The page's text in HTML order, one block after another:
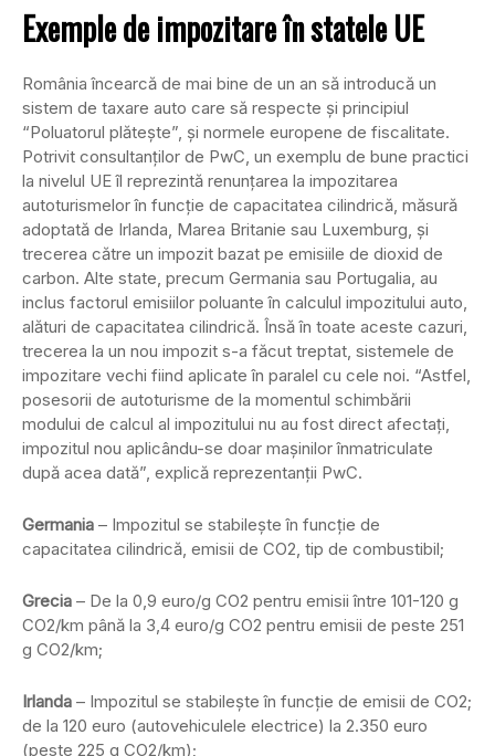
Exemple de impozitare în statele UE
România încearcă de mai bine de un an să introducă un
sistem de taxare auto care să respecte şi principiul
“Poluatorul plăteşte”, şi normele europene de fiscalitate.
Potrivit consultanţilor de PwC, un exemplu de bune practici
la nivelul UE îl reprezintă renunţarea la impozitarea
autoturismelor în funcţie de capacitatea cilindrică, măsură
adoptată de Irlanda, Marea Britanie sau Luxemburg, şi
trecerea către un impozit bazat pe emisiile de dioxid de
carbon. Alte state, precum Germania sau Portugalia, au
inclus factorul emisiilor poluante în calculul impozitului auto,
alături de capacitatea cilindrică. Însă în toate aceste cazuri,
trecerea la un nou impozit s-a făcut treptat, sistemele de
impozitare vechi fiind aplicate în paralel cu cele noi. “Astfel,
posesorii de autoturisme de la momentul schimbării
modului de calcul al impozitului nu au fost direct afectaţi,
impozitul nou aplicându-se doar maşinilor înmatriculate
după acea dată”, explică reprezentanţii PwC.
Germania – Impozitul se stabileşte în funcţie de
capacitatea cilindrică, emisii de CO2, tip de combustibil;
Grecia – De la 0,9 euro/g CO2 pentru emisii între 101-120 g
CO2/km până la 3,4 euro/g CO2 pentru emisii de peste 251
g CO2/km;
Irlanda – Impozitul se stabileşte în funcţie de emisii de CO2;
de la 120 euro (autovehiculele electrice) la 2.350 euro
(peste 225 g CO2/km);